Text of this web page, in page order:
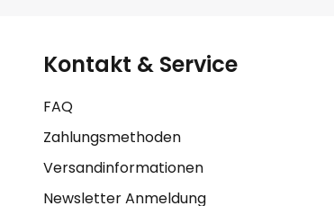
Kontakt & Service
FAQ
Zahlungsmethoden
Versandinformationen
Newsletter Anmeldung